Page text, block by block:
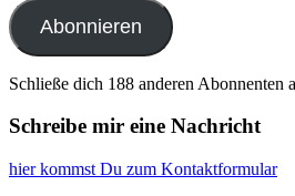
Adresse
Abonnieren
Schließe dich 188 anderen Abonnenten
Schreibe mir eine Nachricht
hier kommst Du zum Kontaktformular